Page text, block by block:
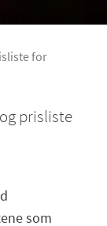
for
prisliste
som